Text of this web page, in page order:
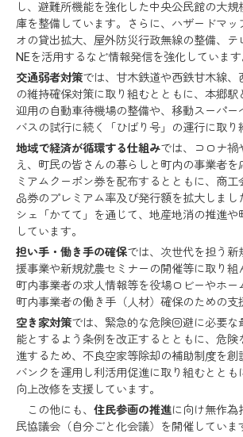
し、避難所機能を強化した中央公民館の大
庫を整備しています。さらに、ハザードマッ
オの貸出拡大、屋外防災行政無線の整備、テ
NEを活用するなど情報発信を強化しています
交通弱者対策では、甘木鉄道や西鉄甘木線、
の維持確保対策に取り組むとともに、本郷
迎用の自動車待機場の整備や、移動スーパー
バスの試行に続く「ひばり号」の運行に取り
地域で経済が循環する仕組みでは、コロナ禍
え、町民の皆さんの暮らしと町内の事業者を
ミアムクーポン券を配布するとともに、商
品券のプレミアム率及び発行額を拡大しまし
シェ「かてて」を通じて、地産地消の推進
しています。
担い手・働き手の確保では、次世代を担う
援事業や新規就農セミナーの開催等に取り組
町内事業者の求人情報等を役場ロビーやホー
町内事業者の働き手（人材）確保のための支
空き家対策では、緊急的な危険回避に必要な
能とするよう条例を改正するとともに、危険
進するため、不良空家等除却の補助制度を創
バンクを運用し利活用促進に取り組むととも
向上改修を支援しています。
この他にも、住民参画の推進に向け無作為
民協議会（自分ごと化会議）を開催していま